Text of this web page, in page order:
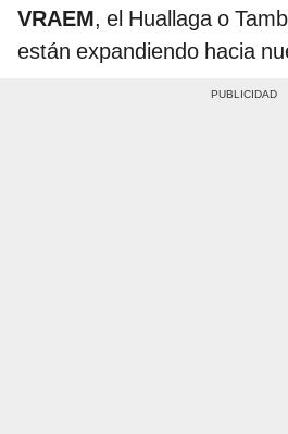
VRAEM, el Huallaga o
están expandiendo hacia